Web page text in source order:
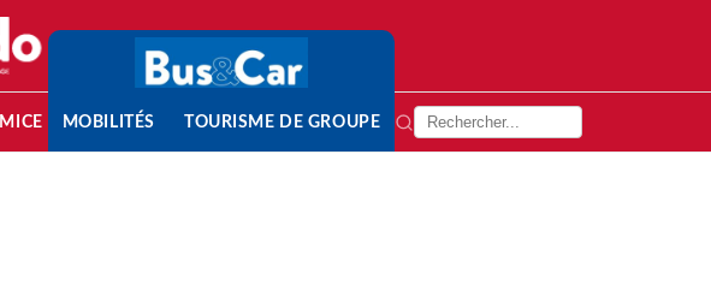
MICE MOBILITÉS TOURISME DE GROUPE